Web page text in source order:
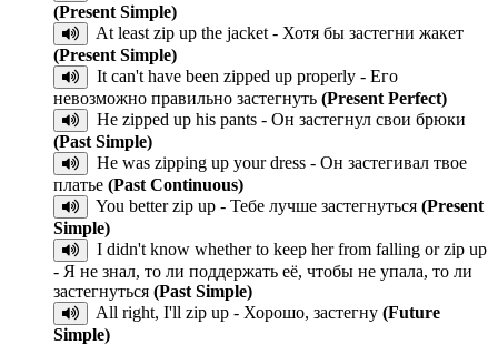
(Present Simple)
At least zip up the jacket - Хотя бы застегни жакет
(Present Simple)
It can't have been zipped up properly - Его
невозможно правильно застегнуть (Present Perfect)
He zipped up his pants - Он застегнул свои брюки
(Past Simple)
He was zipping up your dress - Он застегивал твое
платье (Past Continuous)
You better zip up - Тебе лучше застегнуться (Present
Simple)
I didn't know whether to keep her from falling or zip up
- Я не знал, то ли поддержать её, чтобы не упала, то ли
застегнуться (Past Simple)
All right, I'll zip up - Хорошо, застегну (Future
Simple)